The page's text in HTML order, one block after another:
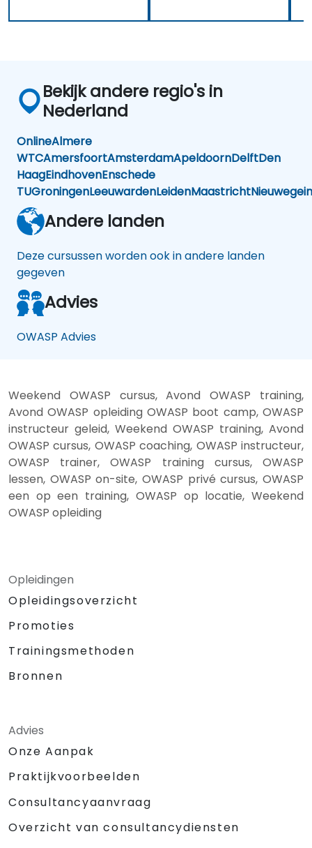
Bekijk andere regio's in
Nederland
OnlineAlmere
WTCAmersfoortAmsterdamApeldoornDelftDen
HaagEindhovenEnschede
TUGroningenLeeuwardenLeidenMaastrichtNieuwegein
Andere landen
Deze cursussen worden ook in andere landen
gegeven
Advies
OWASP Advies
Weekend OWASP cursus, Avond OWASP training,
Avond OWASP opleiding OWASP boot camp, OWASP
instructeur geleid, Weekend OWASP training, Avond
OWASP cursus, OWASP coaching, OWASP instructeur,
OWASP trainer, OWASP training cursus, OWASP
lessen, OWASP on-site, OWASP privé cursus, OWASP
een op een training, OWASP op locatie, Weekend
OWASP opleiding
Opleidingen
Opleidingsoverzicht
Promoties
Trainingsmethoden
Bronnen
Advies
Onze Aanpak
Praktijkvoorbeelden
Consultancyaanvraag
Overzicht van consultancydiensten